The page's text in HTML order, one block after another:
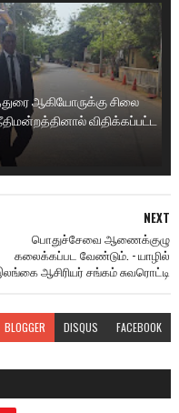
ஆகியோருக்கு சிலை
விதிக்கப்பட்ட
NEXT
பொதுச்சேவை ஆணைக்குழு
கலைக்கப்பட வேண்டும். - யாழில்
ஆசிரியர் சங்கம் சுவரொட்டி
BLOGGER DISQUS FACEBOOK